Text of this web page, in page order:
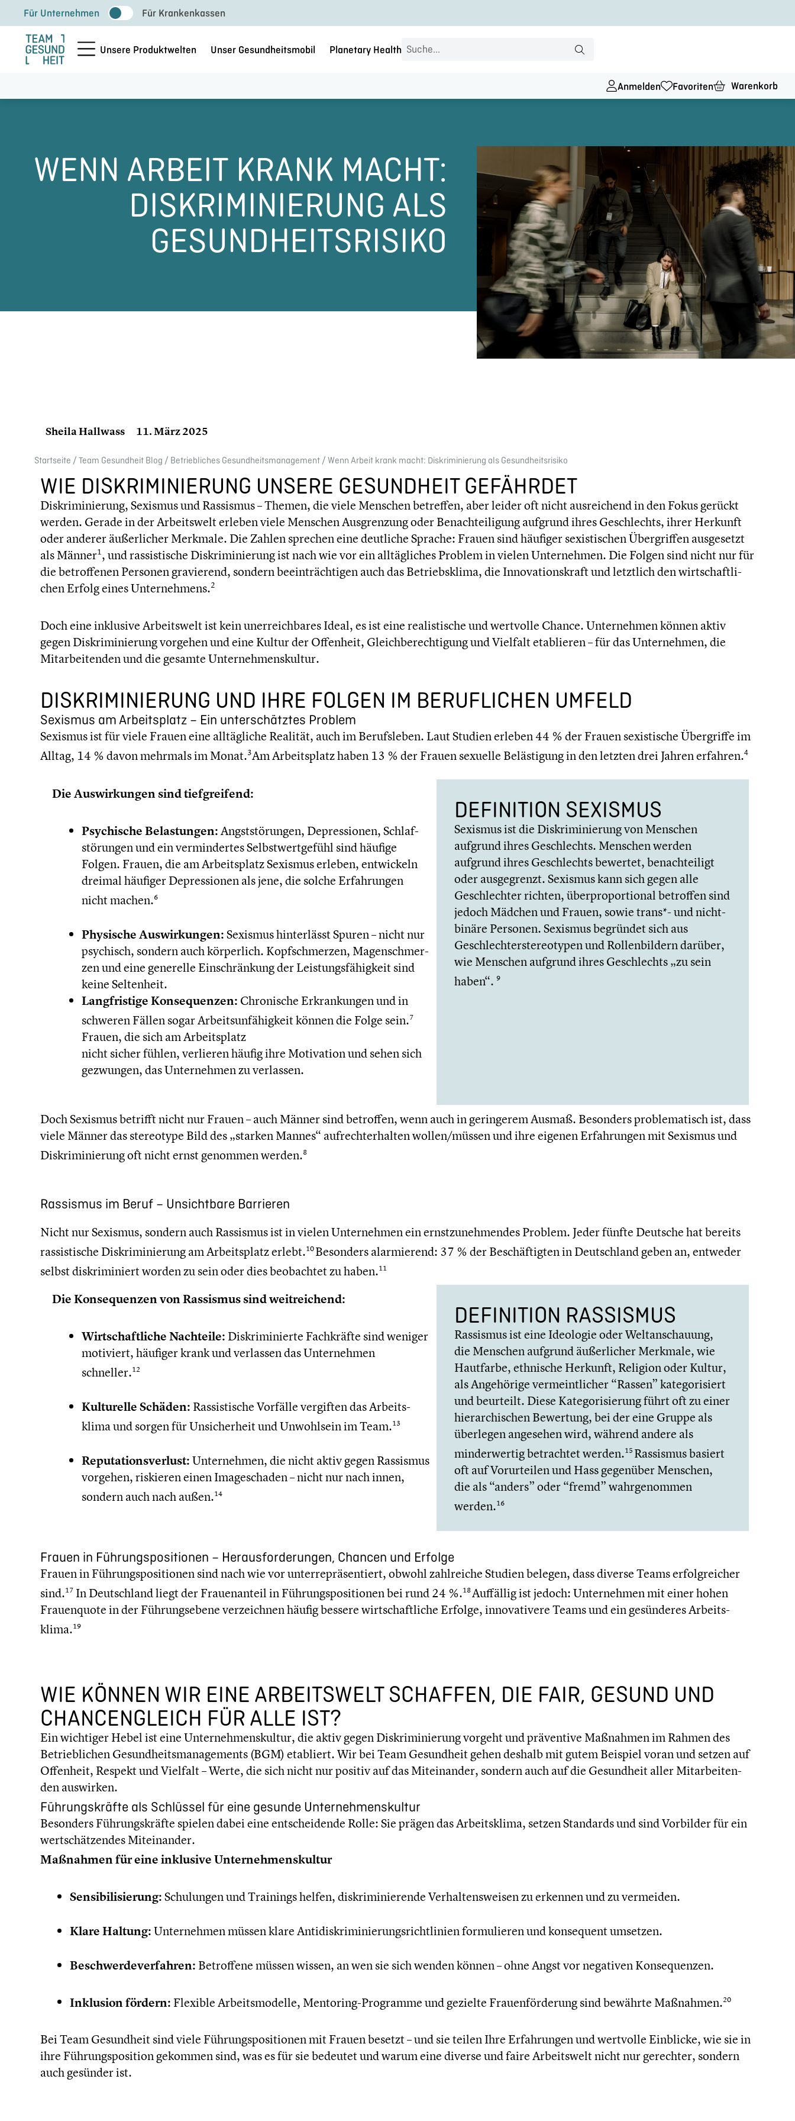
Inhalt
springen
Für Unternehmen Für Krankenkassen
Unsere Produktwelten Unser Gesundheitsmobil Planetary Health Search
Anmelden Favoriten Warenkorb
WENN ARBEIT KRANK MACHT:
DISKRIMINIERUNG ALS
GESUNDHEITSRISIKO
Sheila Hallwass 11. März 2025
Start­seite / Team Gesund­heit Blog / Betrieb­li­ches Gesundheits­management / Wenn Arbeit krank macht: Diskri­mi­nie­rung als Gesund­heits­ri­siko
WIE DISKRI­MI­NIE­RUNG UNSERE GESUND­HEIT GEFÄHRDET
Diskri­mi­nie­rung, Sexismus und Rassismus – Themen, die viele Menschen betreffen, aber leider oft nicht ausrei­chend in den Fokus gerückt
werden. Gerade in der Arbeits­welt erleben viele Menschen Ausgren­zung oder Benach­tei­li­gung aufgrund ihres Geschlechts, ihrer Herkunft
oder anderer äußer­li­cher Merkmale. Die Zahlen sprechen eine deutliche Sprache: Frauen sind häufiger sexis­ti­schen Übergrif­fen ausge­setzt
als Männer1, und rassis­ti­sche Diskri­mi­nie­rung ist nach wie vor ein alltäg­li­ches Problem in vielen Unter­neh­men. Die Folgen sind nicht nur für
die betrof­fe­nen Personen gravie­rend, sondern beein­träch­ti­gen auch das Betriebs­klima, die Innova­ti­ons­kraft und letztlich den wirtschaft­li­
chen Erfolg eines Unter­neh­mens.2
Doch eine inklusive Arbeits­welt ist kein unerreich­ba­res Ideal, es ist eine realis­ti­sche und wertvolle Chance. Unter­neh­men können aktiv
gegen Diskri­mi­nie­rung vorgehen und eine Kultur der Offenheit, Gleich­be­rech­ti­gung und Vielfalt etablie­ren – für das Unter­neh­men, die
Mitar­bei­ten­den und die gesamte Unter­neh­mens­kul­tur.
DISKRI­MI­NIE­RUNG UND IHRE FOLGEN IM BERUF­LI­CHEN UMFELD
Sexismus am Arbeits­platz – Ein unter­schätz­tes Problem
Sexismus ist für viele Frauen eine alltäg­li­che Realität, auch im Berufs­le­ben. Laut Studien erleben 44 % der Frauen sexis­ti­sche Übergriffe im
Alltag, 14 % davon mehrmals im Monat.3Am Arbeits­platz haben 13 % der Frauen sexuelle Beläs­ti­gung in den letzten drei Jahren erfahren.4
Die Auswir­kun­gen sind tiefgrei­fend:
Psychi­sche Belas­tun­gen:Angst­stö­run­gen, Depres­sio­nen, Schlaf­
stö­run­gen und ein vermin­der­tes Selbst­wert­ge­fühl sind häufige
Folgen. Frauen, die am Arbeits­platz Sexismus erleben, entwi­ckeln
dreimal häufiger Depres­sio­nen als jene, die solche Erfah­run­gen
nicht machen.6
Physische Auswir­kun­gen:Sexismus hinter­lässt Spuren – nicht nur
psychisch, sondern auch körper­lich. Kopfschmer­zen, Magen­schmer­
zen und eine generelle Einschrän­kung der Leistungs­fä­hig­keit sind
keine Selten­heit.
Langfris­tige Konse­quen­zen: Chroni­sche Erkran­kun­gen und in
schweren Fällen sogar Arbeits­un­fä­hig­keit können die Folge sein.7
Frauen, die sich am Arbeits­platz
nicht sicher fühlen, verlieren häufig ihre Motiva­tion und sehen sich
gezwungen, das Unter­neh­men zu verlassen.
DEFINI­TION SEXISMUS
Sexismus ist die Diskri­mi­nie­rung von Menschen
aufgrund ihres Geschlechts. Menschen werden
aufgrund ihres Geschlechts bewertet, benach­tei­ligt
oder ausge­grenzt. Sexismus kann sich gegen alle
Geschlech­ter richten, überpro­por­tio­nal betroffen sind
jedoch Mädchen und Frauen, sowie trans*- und nicht-
binäre Personen. Sexismus begründet sich aus
Geschlech­ter­ste­reo­ty­pen und Rollen­bil­dern darüber,
wie Menschen aufgrund ihres Geschlechts „zu sein
haben“.9
Doch Sexismus betrifft nicht nur Frauen – auch Männer sind betroffen, wenn auch in gerin­ge­rem Ausmaß. Besonders proble­ma­tisch ist, dass
viele Männer das stereo­type Bild des „starken Mannes“ aufrecht­erhal­ten wollen/müssen und ihre eigenen Erfah­run­gen mit Sexismus und
Diskri­mi­nie­rung oft nicht ernst genommen werden.8
Rassismus im Beruf – Unsicht­bare Barrieren
Nicht nur Sexismus, sondern auch Rassismus ist in vielen Unter­neh­men ein ernst­zu­neh­men­des Problem. Jeder fünfte Deutsche hat bereits
rassis­ti­sche Diskri­mi­nie­rung am Arbeits­platz erlebt.10Besonders alarmie­rend: 37 % der Beschäf­tig­ten in Deutsch­land geben an, entweder
selbst diskri­mi­niert worden zu sein oder dies beobach­tet zu haben.11
Die Konse­quen­zen von Rassismus sind weitrei­chend:
Wirtschaft­li­che Nachteile: Diskri­mi­nierte Fachkräfte sind weniger
motiviert, häufiger krank und verlassen das Unter­neh­men
schneller.12
Kultu­relle Schäden: Rassis­ti­sche Vorfälle vergiften das Arbeits­
klima und sorgen für Unsicher­heit und Unwohl­sein im Team.13
Reputa­ti­ons­ver­lust:Unter­neh­men, die nicht aktiv gegen Rassismus
vorgehen, riskieren einen Image­scha­den – nicht nur nach innen,
sondern auch nach außen.14
DEFINI­TION RASSISMUS
Rassismus ist eine Ideologie oder Weltan­schau­ung,
die Menschen aufgrund äußer­li­cher Merkmale, wie
Hautfarbe, ethnische Herkunft, Religion oder Kultur,
als Angehö­rige vermeint­li­cher “Rassen” katego­ri­siert
und beurteilt. Diese Katego­ri­sie­rung führt oft zu einer
hierar­chi­schen Bewertung, bei der eine Gruppe als
überlegen angesehen wird, während andere als
minder­wer­tig betrach­tet werden.15 Rassismus basiert
oft auf Vorur­tei­len und Hass gegenüber Menschen,
die als “anders” oder “fremd” wahrge­nom­men
werden.16
Frauen in Führungs­po­si­tio­nen – Heraus­for­de­run­gen, Chancen und Erfolge
Frauen in Führungs­po­si­tio­nen sind nach wie vor unter­re­prä­sen­tiert, obwohl zahlrei­che Studien belegen, dass diverse Teams erfolg­rei­cher
sind.17 In Deutsch­land liegt der Frauen­an­teil in Führungs­po­si­tio­nen bei rund 24 %.18Auffällig ist jedoch: Unter­neh­men mit einer hohen
Frauen­quote in der Führungs­ebene verzeich­nen häufig bessere wirtschaft­li­che Erfolge, innova­ti­vere Teams und ein gesün­de­res Arbeits­
klima.19
WIE KÖNNEN WIR EINE ARBEITS­WELT SCHAFFEN, DIE FAIR, GESUND UND
CHANCEN­GLEICH FÜR ALLE IST?
Ein wichtiger Hebel ist eine Unter­neh­mens­kul­tur, die aktiv gegen Diskri­mi­nie­rung vorgeht und präven­tive Maßnahmen im Rahmen des
Betrieb­li­chen Gesund­heits­ma­nage­ments (BGM) etabliert. Wir bei Team Gesund­heit gehen deshalb mit gutem Beispiel voran und setzen auf
Offenheit, Respekt und Vielfalt – Werte, die sich nicht nur positiv auf das Mitein­an­der, sondern auch auf die Gesund­heit aller Mitar­bei­ten­
den auswirken.
Führungs­kräfte als Schlüssel für eine gesunde Unter­neh­mens­kul­tur
Besonders Führungs­kräfte spielen dabei eine entschei­dende Rolle: Sie prägen das Arbeits­klima, setzen Standards und sind Vorbilder für ein
wertschät­zen­des Mitein­an­der.
Maßnahmen für eine inklusive Unter­neh­mens­kul­tur
Sensi­bi­li­sie­rung:Schulun­gen und Trainings helfen, diskri­mi­nie­rende Verhal­tens­wei­sen zu erkennen und zu vermeiden.
Klare Haltung:Unter­neh­men müssen klare Antidis­kri­mi­nie­rungs­richt­li­nien formu­lie­ren und konse­quent umsetzen.
Beschwer­de­ver­fah­ren: Betrof­fene müssen wissen, an wen sie sich wenden können – ohne Angst vor negativen Konse­quen­zen.
Inklusion fördern: Flexible Arbeits­mo­delle, Mentoring-Programme und gezielte Frauen­för­de­rung sind bewährte Maßnahmen.20
Bei Team Gesund­heit sind viele Führungs­po­si­tio­nen mit Frauen besetzt – und sie teilen Ihre Erfah­run­gen und wertvolle Einblicke, wie sie in
ihre Führungs­po­si­tion gekommen sind, was es für sie bedeutet und warum eine diverse und faire Arbeits­welt nicht nur gerechter, sondern
auch gesünder ist.